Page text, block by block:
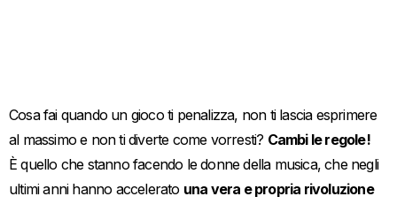
Cosa fai quando un gioco ti penalizza, non ti lascia esprimere
al massimo e non ti diverte come vorresti? Cambi le regole!
È quello che stanno facendo le donne della musica, che negli
ultimi anni hanno accelerato una vera e propria rivoluzione